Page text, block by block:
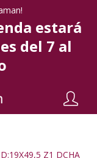
estará
del 7 al
D:19X49,5 Z1 DCHA